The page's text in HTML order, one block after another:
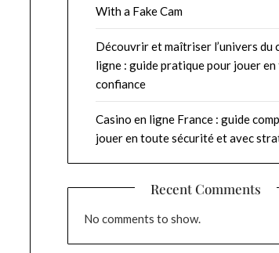
With a Fake Cam
Découvrir et maîtriser l’univers du
ligne : guide pratique pour jouer
confiance
Casino en ligne France : guide
jouer en toute sécurité et avec
Recent Comments
No comments to show.